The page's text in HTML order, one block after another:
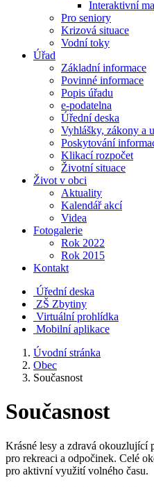
Interaktivní
Pro seniory
Krizová situace
Vodní toky
Úřad
Základní informace
Povinné informace
Popis úřadu
e-podatelna
Úřední deska
Vyhlášky, zákony a
Poskytování
Klikací rozpočet
Životní situace
Život v obci
Aktuality
Kalendář akcí
Videa
Fotogalerie
Rok 2022
Rok 2015
Kontakt
Úřední deska
ZŠ Zbytiny
Virtuální prohlídka
Mobilní aplikace
Úvodní stránka
Obec
Současnost
Současnost
Krásné lesy a zdravá okouzlující
pro rekreaci a odpočinek. Celé
pro aktivní využití volného času.